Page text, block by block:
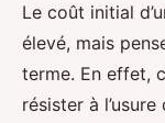
Le coût initial
élevé, mais
terme. En effet,
résister à